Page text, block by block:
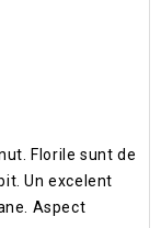
Florile sunt de
Un excelent
Aspect